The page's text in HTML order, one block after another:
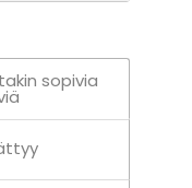
sopivia